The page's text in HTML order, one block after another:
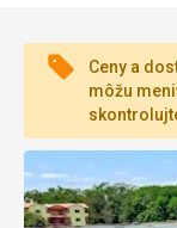
Ceny a
môžu